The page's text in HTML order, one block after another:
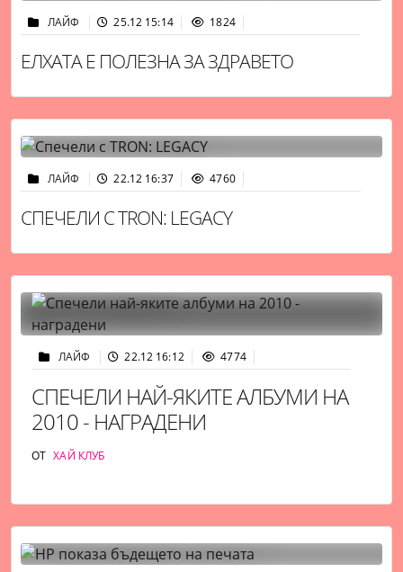
ЛАЙФ 25.12 15:14 1824
ЕЛХАТА Е ПОЛЕЗНА ЗА ЗДРАВЕТО
ЛАЙФ 22.12 16:37 4760
СПЕЧЕЛИ С TRON: LEGACY
ЛАЙФ 22.12 16:12 4774
СПЕЧЕЛИ НАЙ-ЯКИТЕ АЛБУМИ НА
2010 - НАГРАДЕНИ
ОТ ХАЙ КЛУБ